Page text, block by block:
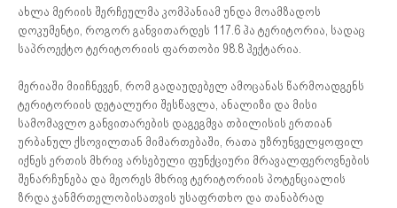
ახლა მერიის შერჩეულმა კომპანიამ უნდა მოამზადოს
დოკუმენტი, როგორ განვითარდეს 117.6 ჰა ტერიტორია, სადაც
საპროექტო ტერიტორიის ფართობი 98.8 ჰექტარია.
მერიაში მიიჩნევენ, რომ გადაუდებელ ამოცანას წარმოადგენს
ტერიტორიის დეტალური შესწავლა, ანალიზი და მისი
სამომავლო განვითარების დაგეგმვა თბილისის ერთიან
ურბანულ ქსოვილთან მიმართებაში, რათა უზრუნველყოფილ
იქნეს ერთის მხრივ არსებული ფუნქციური მრავალფეროვნების
შენარჩუნება და მეორეს მხრივ ტერიტორიის პოტენციალის
ზრდა ჯანმრთელობისათვის უსაფრთხო და თანაბრად